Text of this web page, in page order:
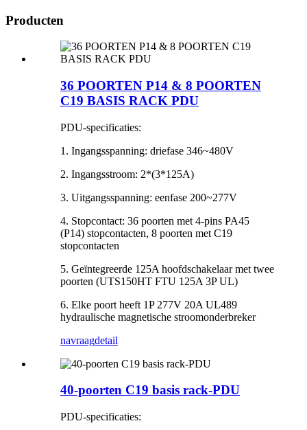
Producten
36 POORTEN P14 & 8 POORTEN
C19 BASIS RACK PDU
PDU-specificaties:
1. Ingangsspanning: driefase 346~480V
2. Ingangsstroom: 2*(3*125A)
3. Uitgangsspanning: eenfase 200~277V
4. Stopcontact: 36 poorten met 4-pins PA45
(P14) stopcontacten, 8 poorten met C19
stopcontacten
5. Geïntegreerde 125A hoofdschakelaar met twee
poorten (UTS150HT FTU 125A 3P UL)
6. Elke poort heeft 1P 277V 20A UL489
hydraulische magnetische stroomonderbreker
navraagdetail
40-poorten C19 basis rack-PDU
PDU-specificaties: